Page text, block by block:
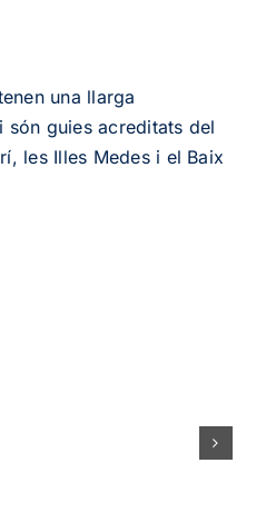
una llarga
són guies acreditats del
les Illes Medes i el Baix